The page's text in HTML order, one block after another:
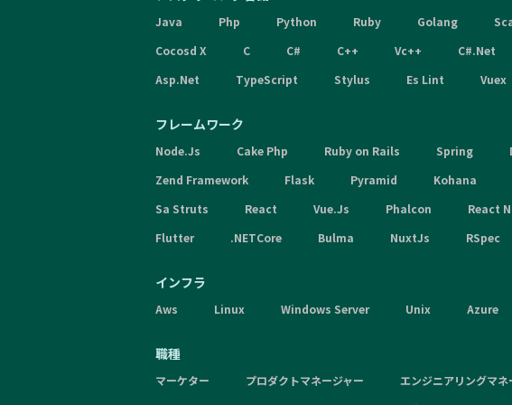
Java Php Python Ruby Golang
Cocosd X
C C# C++ Vc++ C#.Net
Asp.Net
TypeScript Stylus Es Lint Vuex
フレームワーク
Node.Js Cake Php Ruby on Rails Spring
Zend Framework
Flask Pyramid Kohana
Sa Struts
React Vue.Js Phalcon React
Flutter
.NETCore Bulma NuxtJs RSpec
インフラ
Aws Linux Windows Server Unix Azure
職種
マーケター プロダクトマネージャー エンジニアリングマネ